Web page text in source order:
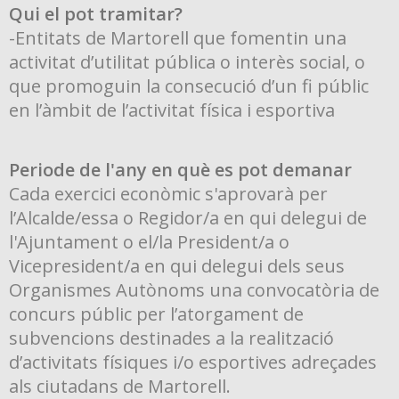
Qui el pot tramitar?
-Entitats de Martorell que fomentin una
activitat d’utilitat pública o interès social, o
que promoguin la consecució d’un fi públic
en l’àmbit de l’activitat física i esportiva
Periode de l'any en què es pot demanar
Cada exercici econòmic s'aprovarà per
l’Alcalde/essa o Regidor/a en qui delegui de
l'Ajuntament o el/la President/a o
Vicepresident/a en qui delegui dels seus
Organismes Autònoms una convocatòria de
concurs públic per l’atorgament de
subvencions destinades a la realització
d’activitats físiques i/o esportives adreçades
als ciutadans de Martorell.